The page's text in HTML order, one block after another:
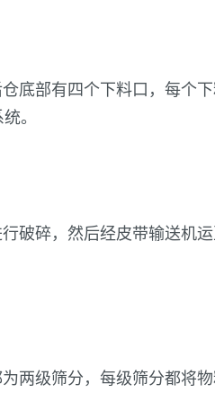
底部有四个下料口，每个
。
破碎，然后经皮带输送机
两级筛分，每级筛分都将